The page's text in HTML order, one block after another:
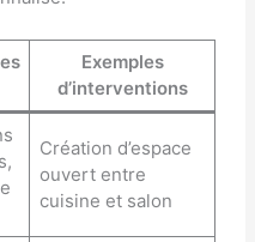
Exemples
d’interventions
Création d’espace
ouvert entre
cuisine et salon